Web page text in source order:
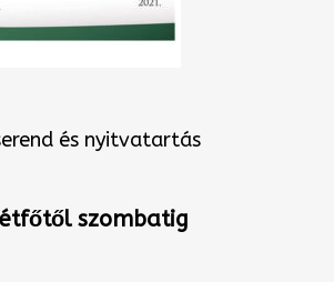
és nyitvatartás
szombatig